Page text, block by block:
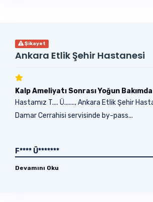
Şikayet
Ankara Etlik Şehir Hastanesi
Kalp Ameliyatı Sonrası Yoğun
Hastamız T.... Ü......., Ankara Etlik Şehir
Damar Cerrahisi servisinde by-pass...
F**** Ü*******
Devamını Oku